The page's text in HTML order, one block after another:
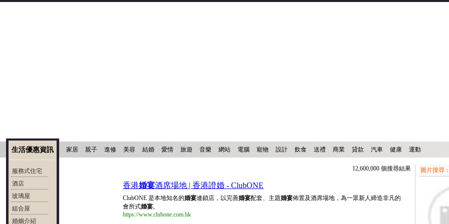
家居 親子 進修 美容 結婚 愛情 旅遊 音樂 網站 電腦 寵物 設計 飲食 送禮 商業 貸款 汽車 健康 運動
生活優惠資訊
服務式住宅
酒店
玻璃屋
組合屋
婚姻介紹
12,600,000 個搜尋結果
香港婚宴酒席場地 | 香港證婚 - ClubONE
ClubONE 是本地知名的婚宴連鎖店，以完善婚宴配套、主題婚宴佈置及酒席場地，為一眾新人締造非凡的
會所式婚宴。
https://www.clubone.com.hk
圖片搜尋